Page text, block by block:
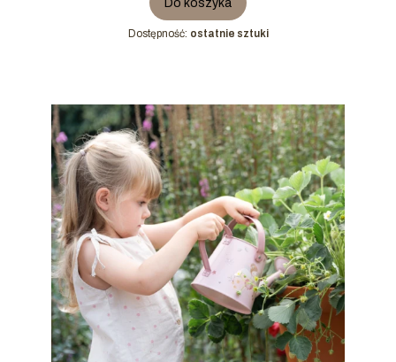
Do koszyka
Dostępność: ostatnie sztuki